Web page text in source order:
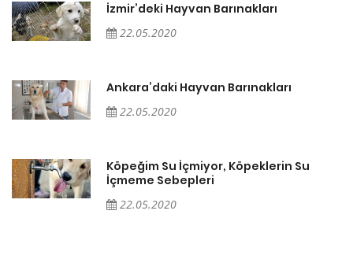
İzmir’deki Hayvan Barınakları
22.05.2020
Ankara’daki Hayvan Barınakları
22.05.2020
Köpeğim Su İçmiyor, Köpeklerin Su
İçmeme Sebepleri
22.05.2020